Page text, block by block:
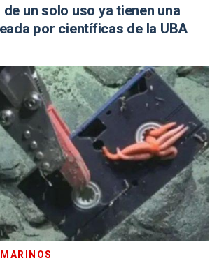
un solo uso ya tienen una
por científicas de la UBA